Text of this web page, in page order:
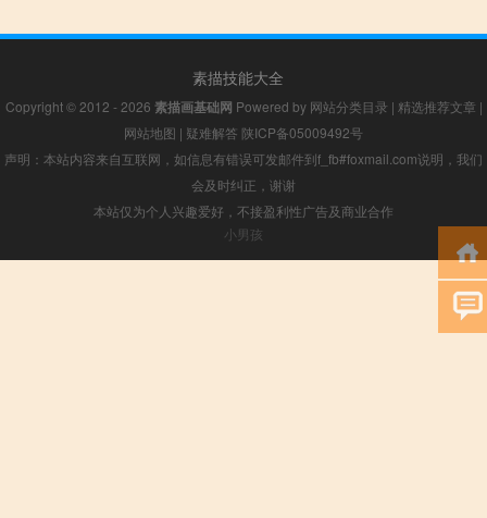
素描技能大全
Copyright © 2012 - 2026 素描画基础网 Powered by 网站分类目录 | 精选推荐文章 |
网站地图 | 疑难解答 陕ICP备05009492号
声明：本站内容来自互联网，如信息有错误可发邮件到f_fb#foxmail.com说明，我们
会及时纠正，谢谢
本站仅为个人兴趣爱好，不接盈利性广告及商业合作
小男孩